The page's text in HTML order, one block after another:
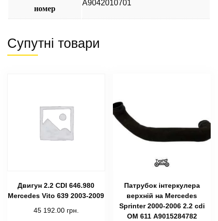
номер
A9042010701
Супутні товари
Двигун 2.2 СDI 646.980
Mercedes Vito 639 2003-2009
45 192.00 грн.
Патрубок інтеркулера
верхній на Mercedes
Sprinter 2000-2006 2.2 cdi
ОМ 611 A9015284782